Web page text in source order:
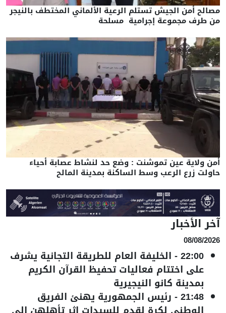
مصالح أمن الجيش تستلم الرعية الألماني المختطف بالنيجر
من طرف مجموعة إجرامية مسلحة
أمن ولاية عين تموشنت : وضع حد لنشاط عصابة أحياء
حاولت زرع الرعب وسط الساكنة بمدينة المالح
آخر الأخبار
08/08/2026
22:00
- الخليفة العام للطريقة التجانية يشرف
على اختتام فعاليات تحفيظ القرآن الكريم
بمدينة كانو النيجيرية
21:48
- رئيس الجمهورية يهنئ الفريق